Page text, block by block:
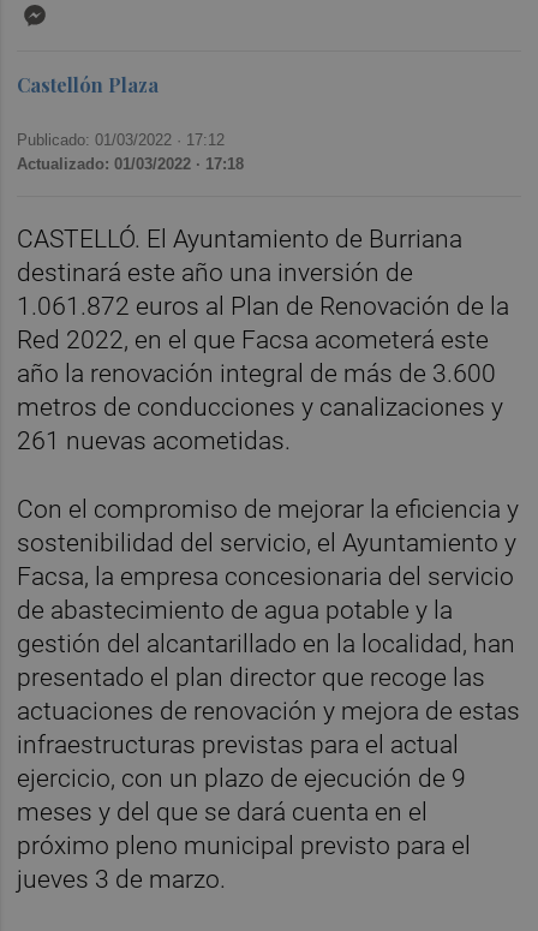
Castellón Plaza
Publicado: 01/03/2022 · 17:12
Actualizado: 01/03/2022 · 17:18
CASTELLÓ. El Ayuntamiento de Burriana
destinará este año una inversión de
1.061.872 euros al Plan de Renovación de la
Red 2022, en el que Facsa acometerá este
año la renovación integral de más de 3.600
metros de conducciones y canalizaciones y
261 nuevas acometidas.
Con el compromiso de mejorar la eficiencia y
sostenibilidad del servicio, el Ayuntamiento y
Facsa, la empresa concesionaria del servicio
de abastecimiento de agua potable y la
gestión del alcantarillado en la localidad, han
presentado el plan director que recoge las
actuaciones de renovación y mejora de estas
infraestructuras previstas para el actual
ejercicio, con un plazo de ejecución de 9
meses y del que se dará cuenta en el
próximo pleno municipal previsto para el
jueves 3 de marzo.